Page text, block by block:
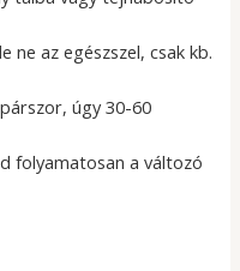
ne az egészszel, csak kb.
úgy 30-60
folyamatosan a változó